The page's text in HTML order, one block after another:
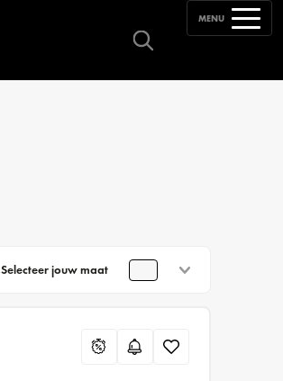
MENU
Selecteer jouw maat